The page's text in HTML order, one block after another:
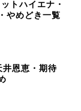
トハイエナ・
やめどき一覧
井恩恵・期待